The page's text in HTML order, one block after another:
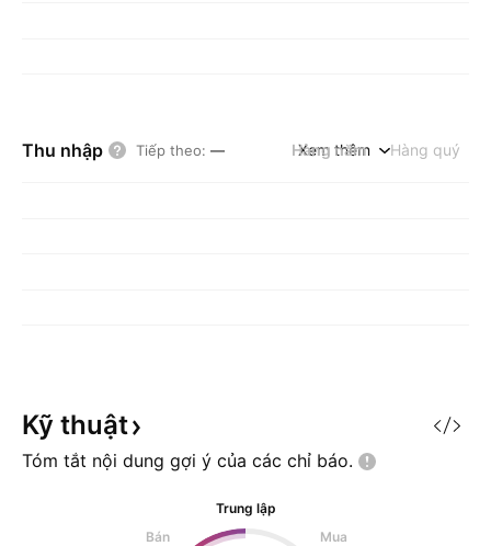
Thu nhập Tiếp theo: — Hàng năm Hàng quý
Xem thêm
Kỹ thuật
Tóm tắt nội dung gợi ý của các chỉ báo.
Trung lập
Bán
Mua